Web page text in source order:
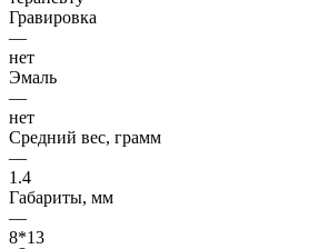
Гравировка
—
нет
Эмаль
—
нет
Средний вес, грамм
—
1.4
Габариты, мм
—
8*13